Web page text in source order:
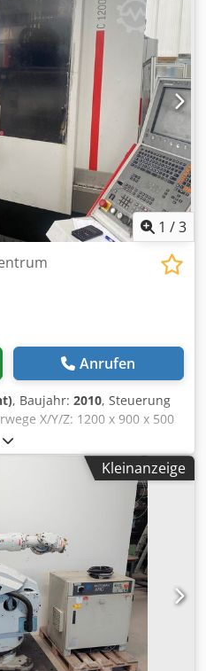
1 /3
Anrufen
, Baujahr: 2010, Steuerung
X/Y/Z: 1200 x 900 x 500
Spindeldrehzahl 16.000 min-1
+ Zusatzmagazin für 57 Wkz.
Meßtaster Heidenhain
Kleinanzeige